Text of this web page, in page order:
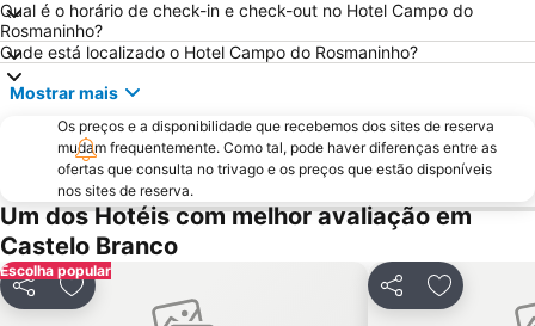
Qual é o horário de check-in e check-out no Hotel Campo do
Rosmaninho?
Onde está localizado o Hotel Campo do Rosmaninho?
Mostrar mais
Os preços e a disponibilidade que recebemos dos sites de reserva
mudam frequentemente. Como tal, pode haver diferenças entre as
ofertas que consulta no trivago e os preços que estão disponíveis
nos sites de reserva.
Um dos Hotéis com melhor avaliação em
Castelo Branco
Escolha popular
PartilharAdicionar aos favoritos PartilharAdicionar